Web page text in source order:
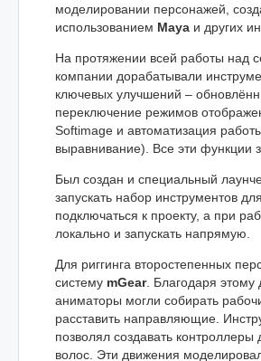
моделировании персонажей,
использованием Maya и других
На протяжении всей работы над
компании дорабатывали
ключевых улучшений –
переключение режимов
Softimage и автоматизация
выравнивание). Все эти функции
Был создан и специальный
запускать набор инструментов
подключаться к проекту, а при
локально и запускать напрямую.
Для риггинга второстепенных
систему mGear. Благодаря этому
аниматоры могли собирать
расставить направляющие.
позволял создавать
волос. Эти движения